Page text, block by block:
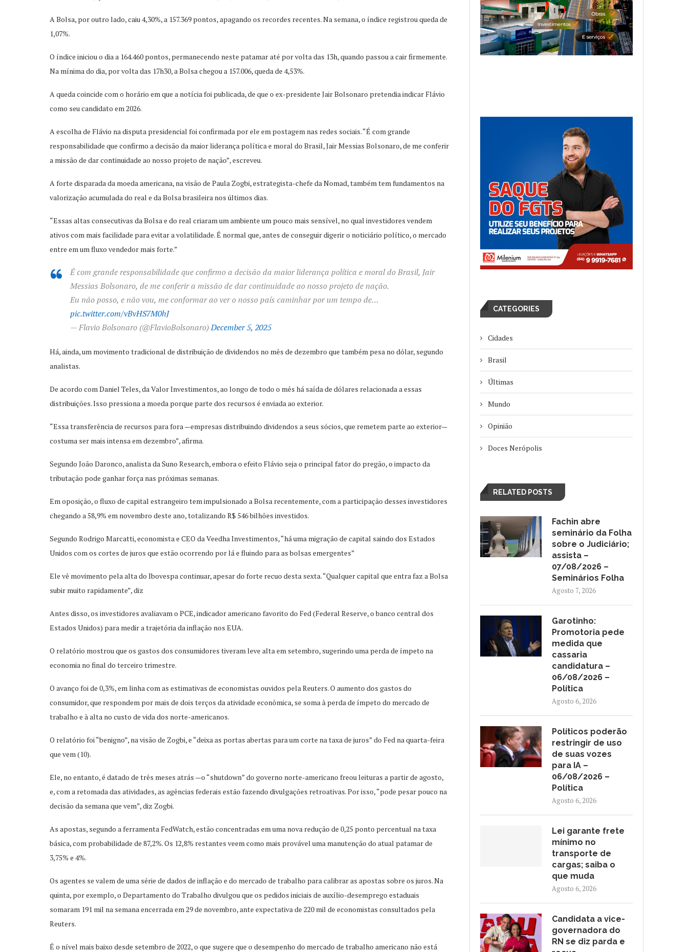
A Bolsa, por outro lado, caiu 4,30%, a 157.369 pontos, apagando os recordes recentes. Na semana, o índice registrou queda de
1,07%.
O índice iniciou o dia a 164.460 pontos, permanecendo neste patamar até por volta das 13h, quando passou a cair firmemente.
Na mínima do dia, por volta das 17h30, a Bolsa chegou a 157.006, queda de 4,53%.
A queda coincide com o horário em que a notícia foi publicada, de que o ex-presidente Jair Bolsonaro pretendia indicar Flávio
como seu candidato em 2026.
A escolha de Flávio na disputa presidencial foi confirmada por ele em postagem nas redes sociais. “É com grande
responsabilidade que confirmo a decisão da maior liderança política e moral do Brasil, Jair Messias Bolsonaro, de me conferir
a missão de dar continuidade ao nosso projeto de nação”, escreveu.
A forte disparada da moeda americana, na visão de Paula Zogbi, estrategista-chefe da Nomad, também tem fundamentos na
valorização acumulada do real e da Bolsa brasileira nos últimos dias.
“Essas altas consecutivas da Bolsa e do real criaram um ambiente um pouco mais sensível, no qual investidores vendem
ativos com mais facilidade para evitar a volatilidade. É normal que, antes de conseguir digerir o noticiário político, o mercado
entre em um fluxo vendedor mais forte.”
É com grande responsabilidade que confirmo a decisão da maior liderança política e moral do Brasil, Jair
Messias Bolsonaro, de me conferir a missão de dar continuidade ao nosso projeto de nação.
Eu não posso, e não vou, me conformar ao ver o nosso país caminhar por um tempo de…
pic.twitter.com/vBvHS7M0hJ
— Flavio Bolsonaro (@FlavioBolsonaro)December 5, 2025
Há, ainda, um movimento tradicional de distribuição de dividendos no mês de dezembro que também pesa no dólar, segundo
analistas.
De acordo com Daniel Teles, da Valor Investimentos, ao longo de todo o mês há saída de dólares relacionada a essas
distribuições. Isso pressiona a moeda porque parte dos recursos é enviada ao exterior.
“Essa transferência de recursos para fora —empresas distribuindo dividendos a seus sócios, que remetem parte ao exterior—
costuma ser mais intensa em dezembro”, afirma.
Segundo João Daronco, analista da Suno Research, embora o efeito Flávio seja o principal fator do pregão, o impacto da
tributação pode ganhar força nas próximas semanas.
Em oposição, o fluxo de capital estrangeiro tem impulsionado a Bolsa recentemente, com a participação desses investidores
chegando a 58,9% em novembro deste ano, totalizando R$ 546 bilhões investidos.
Segundo Rodrigo Marcatti, economista e CEO da Veedha Investimentos, “há uma migração de capital saindo dos Estados
Unidos com os cortes de juros que estão ocorrendo por lá e fluindo para as bolsas emergentes”
Ele vê movimento pela alta do Ibovespa continuar, apesar do forte recuo desta sexta. “Qualquer capital que entra faz a Bolsa
subir muito rapidamente”, diz
Antes disso, os investidores avaliavam o PCE, indicador americano favorito do Fed (Federal Reserve, o banco central dos
Estados Unidos) para medir a trajetória da inflação nos EUA.
O relatório mostrou que os gastos dos consumidores tiveram leve alta em setembro, sugerindo uma perda de ímpeto na
economia no final do terceiro trimestre.
O avanço foi de 0,3%, em linha com as estimativas de economistas ouvidos pela Reuters. O aumento dos gastos do
consumidor, que respondem por mais de dois terços da atividade econômica, se soma à perda de ímpeto do mercado de
trabalho e à alta no custo de vida dos norte-americanos.
O relatório foi “benigno”, na visão de Zogbi, e “deixa as portas abertas para um corte na taxa de juros” do Fed na quarta-feira
que vem (10).
Ele, no entanto, é datado de três meses atrás —o “shutdown” do governo norte-americano freou leituras a partir de agosto,
e, com a retomada das atividades, as agências federais estão fazendo divulgações retroativas. Por isso, “pode pesar pouco na
decisão da semana que vem”, diz Zogbi.
As apostas, segundo a ferramenta FedWatch, estão concentradas em uma nova redução de 0,25 ponto percentual na taxa
básica, com probabilidade de 87,2%. Os 12,8% restantes veem como mais provável uma manutenção do atual patamar de
3,75% e 4%.
Os agentes se valem de uma série de dados de inflação e do mercado de trabalho para calibrar as apostas sobre os juros. Na
quinta, por exemplo, o Departamento do Trabalho divulgou que os pedidos iniciais de auxílio-desemprego estaduais
somaram 191 mil na semana encerrada em 29 de novembro, ante expectativa de 220 mil de economistas consultados pela
Reuters.
É o nível mais baixo desde setembro de 2022, o que sugere que o desempenho do mercado de trabalho americano não está
CATEGORIES
Cidades
Brasil
Últimas
Mundo
Opinião
Doces Nerópolis
RELATED POSTS
Fachin abre
seminário da Folha
sobre o Judiciário;
assista –
07/08/2026 –
Seminários Folha
Agosto 7, 2026
Garotinho:
Promotoria pede
medida que
cassaria
candidatura –
06/08/2026 –
Política
Agosto 6, 2026
Políticos poderão
restringir de uso
de suas vozes
para IA –
06/08/2026 –
Política
Agosto 6, 2026
Lei garante frete
mínimo no
transporte de
cargas; saiba o
que muda
Agosto 6, 2026
Candidata a vice-
governadora do
RN se diz parda e